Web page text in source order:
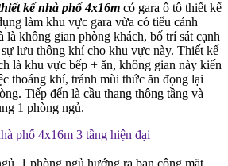
kế nhà phố 4x16m có gara ô tô thiết kế
làm khu vực gara vừa có tiểu cảnh
là không gian phòng khách, bố trí sát cạnh
lưu thông khí cho khu vực này. Thiết kế
là khu vực bếp + ăn, không gian này kiến
thoáng khí, tránh mùi thức ăn đọng lại
Tiếp đến là cầu thang thông tầng và
1 phòng ngủ.